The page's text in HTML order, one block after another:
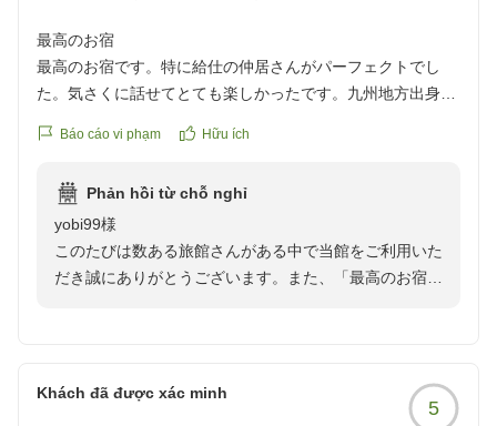
る宿を目指し、次回もお会いできますことを、スタッフ
一同心よりお待ち申し上げます。このたびは誠にありが
とうございました。
最高のお宿
最高のお宿です。特に給仕の仲居さんがパーフェクトでし
た。気さくに話せてとても楽しかったです。九州地方出身の
っても楽しい時間を過ごせました。
うり巻きも最高に甘くて美味しかったです。
ぜひ、また利用したい宿です。
クチコミの詳細はこちらから
https://review.travel.rakuten.co.jp/hotel/voice/39383?
Báo cáo vi phạm Hữu ích
Phản hồi từ chỗ nghỉ
yobi99様
このたびは数ある旅館さんがある中で当館をご利用いた
だき誠にありがとうございます。また、「最高のお宿」
りの励みとなりました。また、お料理につきましても、
岩牡蠣や白海老など、富山ならではの旬の味覚をご堪能
Khách đã được xác minh
5